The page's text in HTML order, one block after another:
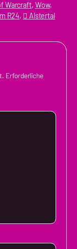
Warcraft, Wow
R24,  Alstertal
Erforderliche